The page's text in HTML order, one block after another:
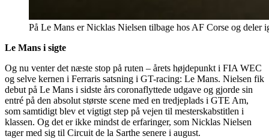
På Le Mans er Nicklas Nielsen tilbage hos AF Corse og deler
Le Mans i sigte
Og nu venter det næste stop på ruten – årets højdepunkt i FIA WEC
og selve kernen i Ferraris satsning i GT-racing: Le Mans. Nielsen fik
debut på Le Mans i sidste års coronaflyttede udgave og gjorde sin
entré på den absolut største scene med en tredjeplads i GTE Am,
som samtidigt blev et vigtigt step på vejen til mesterskabstitlen i
klassen. Og det er ikke mindst de erfaringer, som Nicklas Nielsen
tager med sig til Circuit de la Sarthe senere i august.